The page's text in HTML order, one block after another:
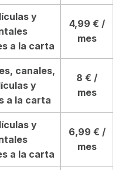
y
a la carta
4,99 € /
mes
canales,
y
a la carta
8 € /
mes
y
a la carta
6,99 € /
mes